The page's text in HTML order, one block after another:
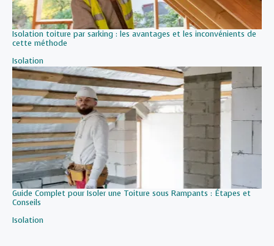
Isolation toiture par sarking : les avantages et les inconvénients de
cette méthode
Par rapport à
Isolation
Guide Complet pour Isoler une Toiture sous Rampants : Étapes et
Conseils
Par rapport à
Isolation